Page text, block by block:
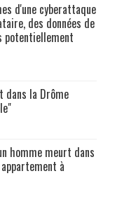
d'une cyberattaque
des données de
potentiellement
dans la Drôme
homme meurt dans
à